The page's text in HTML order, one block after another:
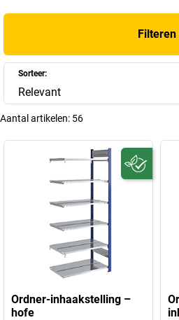
Filteren
Sorteer:
Relevant
Aantal artikelen: 56
Ordner-inhaakstelling –
hofe